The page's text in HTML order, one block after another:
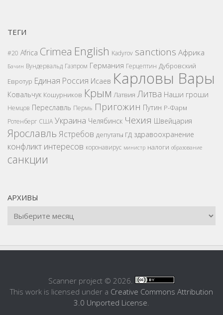
ТЕГИ
#20 Africa Crimea English Kadyrov sanctions Африка
Бачин Вундервальд Газпром Германия Герцептин Дубровский
Евротур Единая Россия Исаев Карловы Вары
Ковальчук Кошурников Крым Латвия Литва Наши гроши
Немцов Переславль Пермь Пригожин Путин Р-Фарм
Ротенберг США Украина Челябинск Чехия Швейцария
Ярославль Ястребов депутаты ГД здравоохранение
конфликт интересов коронавирус министр налоги образование
санкции
АРХИВЫ
Scanner project © 2026.
This work is licensed under a Creative Commons Attribution
3.0 Unported License.